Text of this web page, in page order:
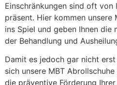
Einschränkungen sind oft von
präsent. Hier kommen unsere
ins Spiel und geben Ihnen
der Behandlung und
Damit es jedoch gar nicht
sich unsere MBT
die präventive Förderung